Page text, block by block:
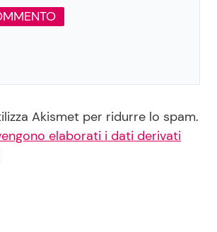
Akismet per ridurre lo spam.
elaborati i dati derivati